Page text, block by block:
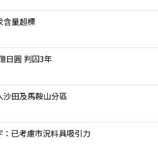
含量超標
日圓 判囚3年
沙田及馬鞍山分區
已考慮市況料具吸引力